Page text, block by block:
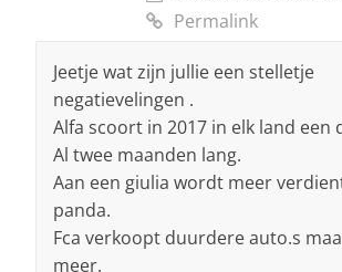
Permalink
Jeetje wat zijn jullie een stelletje
negatievelingen .
Alfa scoort in 2017 in elk land een
Al twee maanden lang.
Aan een giulia wordt meer
panda.
Fca verkoopt duurdere auto.s
meer.